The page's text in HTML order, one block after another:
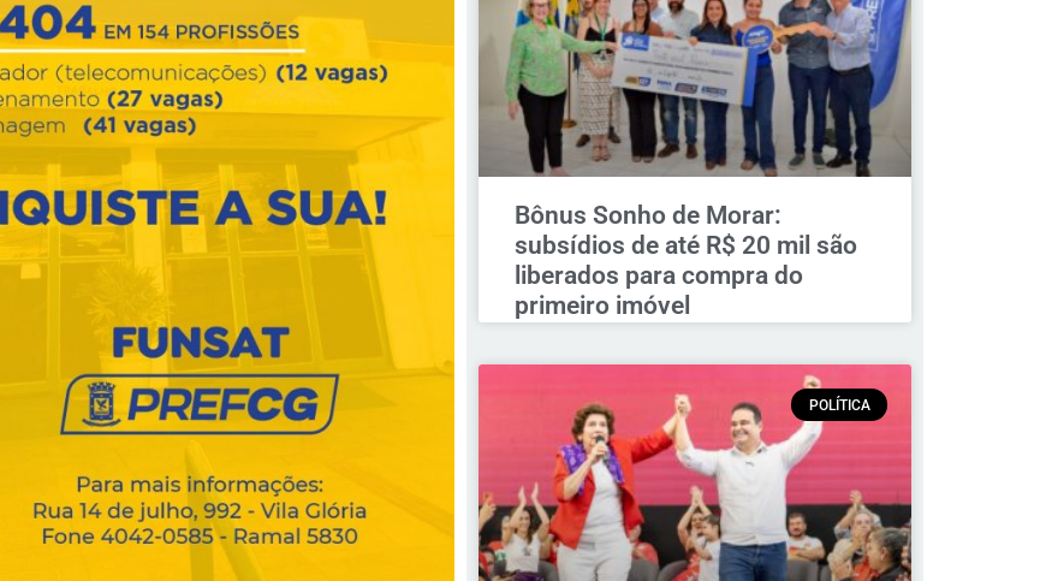
Bônus Sonho de Morar:
subsídios de até R$ 20 mil são
liberados para compra do
primeiro imóvel
POLÍTICA